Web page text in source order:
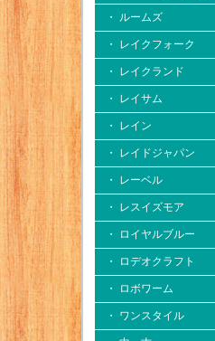
・ ルームズ
・ レイクフォーク
・ レイクランド
・ レイサム
・ レイン
・ レイドジャパン
・ レーベル
・ レスイズモア
・ ロイヤルブルー
・ ロデオクラフト
・ ロボワーム
・ ワンスタイル